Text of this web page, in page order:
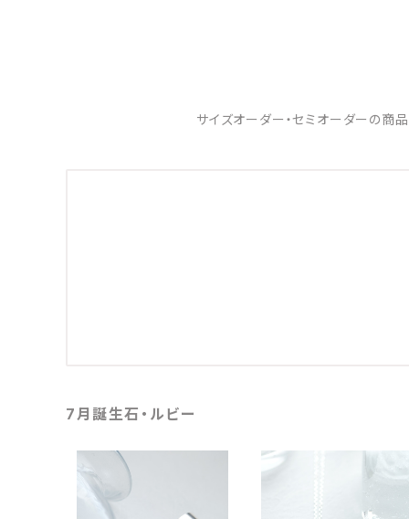
サイズオーダー・セミオーダーの商
7月誕生石・ルビー